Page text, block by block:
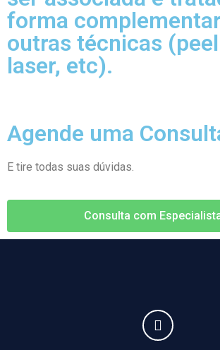
forma
outras técnicas
laser, etc).
Agende uma
E tire todas suas dúvidas.
Consulta com